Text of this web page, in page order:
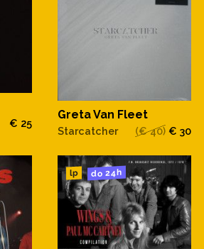
€ 25
Greta Van Fleet
Starcatcher (€ 40) € 30
lp do 24h